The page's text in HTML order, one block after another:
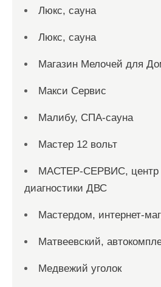
Люкс, сауна
Люкс, сауна
Магазин Мелочей для
Макси Сервис
Малибу, СПА-сауна
Мастер 12 вольт
МАСТЕР-СЕРВИС, центр
диагностики ДВС
Мастердом, интернет-
Матвеевский,
Медвежий уголок